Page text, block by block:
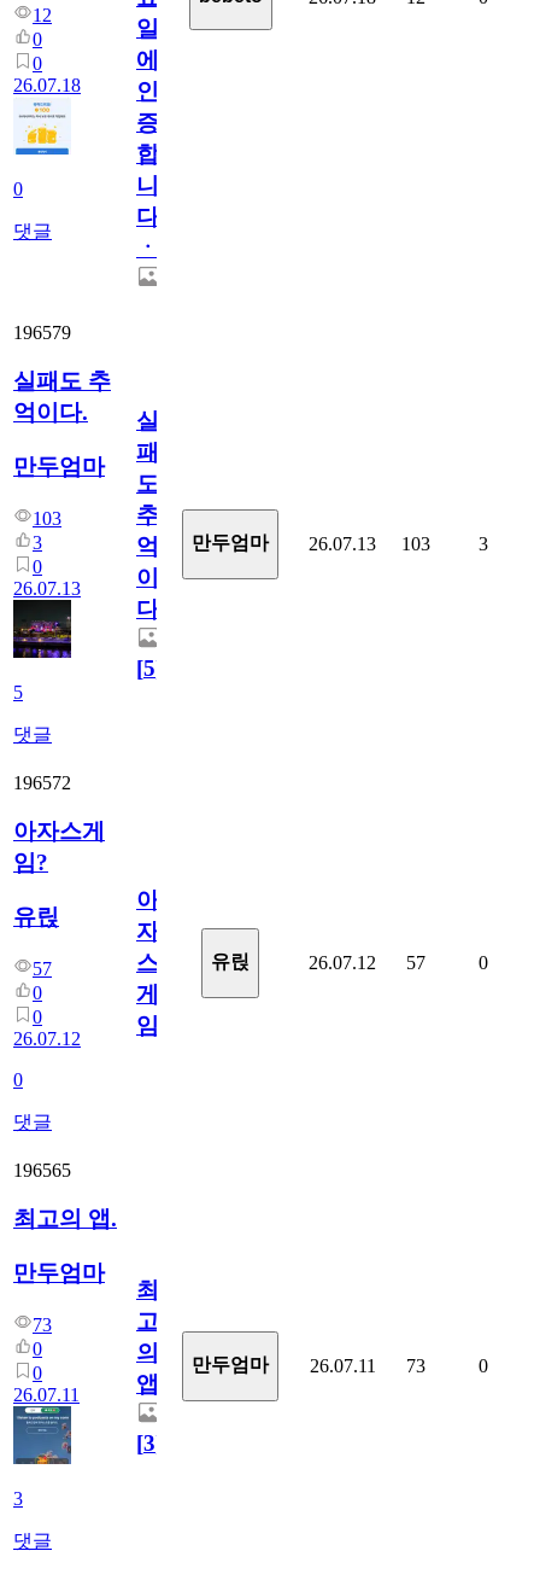
12
0
0
26.07.18
0
댓글
일
에
인
증
합
니
다
ㆍ
196579
실패도 추
억이다.
만두엄마
103
3
0
26.07.13
5
댓글
실
패
도
추
억
이
다.
[5]
만두엄마 26.07.13 103 3
196572
아자스게
임?
유릱
57
0
0
26.07.12
0
댓글
아
자
스
게
임?
유릱 26.07.12 57 0
196565
최고의 앱.
만두엄마
73
0
0
26.07.11
3
댓글
최
고
의
앱.
[3]
만두엄마 26.07.11 73 0